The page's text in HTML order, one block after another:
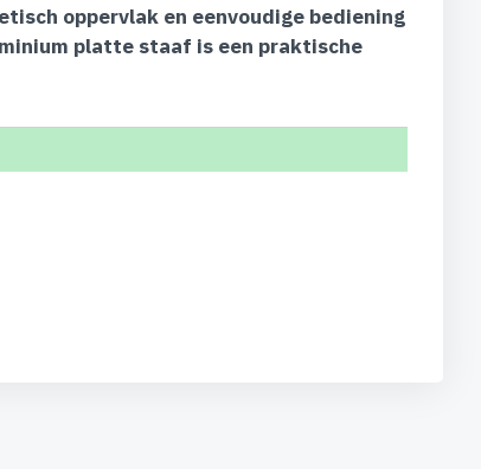
oppervlak en eenvoudige bediening
platte staaf is een praktische